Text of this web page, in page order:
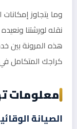
وما يتجاوز
نقله لورشتنا
هذه المرونة بين
كراجك المتكامل
معلومات
الصيانة